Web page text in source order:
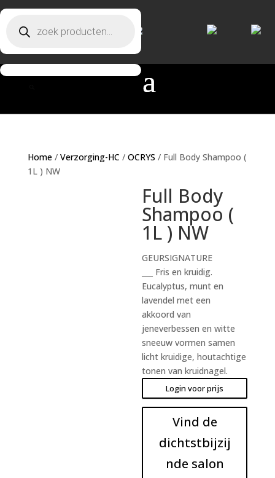
Producten zoeken
Home/ Verzorging-HC / OCRYS / Full Body Shampoo (
1L ) NW
Full Body
Shampoo (
1L ) NW
GEURSIGNATURE
___ Fris en kruidig.
Eucalyptus, munt en
lavendel met een
akkoord van
jeneverbessen en witte
sneeuw vormen samen
licht kruidige, houtachtige
tonen van kruidnagel.
Login voor prijs
Vind de
dichtstbijzij
nde salon